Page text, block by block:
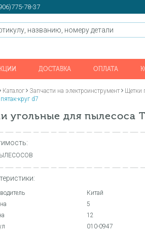
78-37
ДОСТАВКА ОПЛАТА
Каталог Запчасти на электроинструмент Щетки
круг d7
угольные для пылесоса
Китай
5
12
010-0947